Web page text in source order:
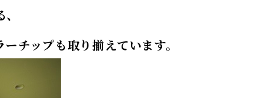
チップも取り揃えています。